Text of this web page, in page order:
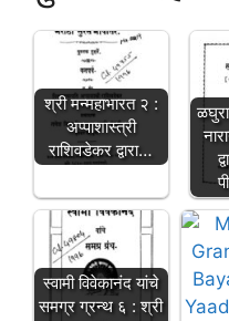
श्री मन्महाभारत २ :
अप्पाशास्त्री
राशिवडेकर द्वारा…
स्वामी विवेकानंद यांचे
समग्र ग्रन्थ ६ : श्री